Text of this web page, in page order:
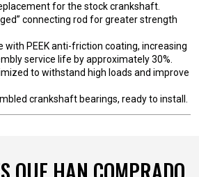
for the stock crankshaft.
connecting rod for greater strength
with PEEK anti-friction coating, increasing
service life by approximately 30%.
to withstand high loads and improve
crankshaft bearings, ready to install.